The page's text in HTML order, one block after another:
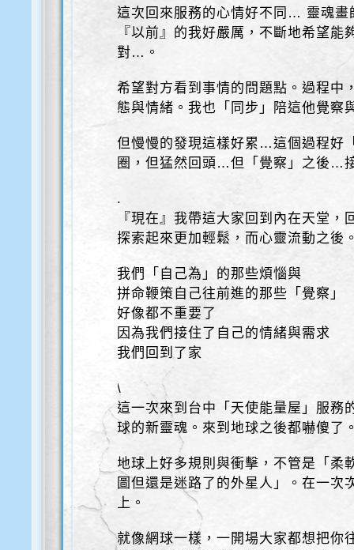
這次回來服務的心情好不同… 靈魂
『以前』的我好嚴厲，不斷地希望能
對…。
希望對方看到事情的問題點。過程中
態與情緒。我也「同步」陪這他覺察
但慢慢的發現這樣好累…這個過程好
圈，但猛然回頭…但「覺察」之後…
.
『現在』我帶這大家回到內在天堂
探索起來更加輕鬆，而心靈流動之後
我們「自己為」的那些煩惱與
拼命鞭策自己往前進的那些「覺察」
好像都不重要了
因為我們接住了自己的情緒與需求
我們回到了家
\
這一次來到台中「天使能量屋」服務
球的新靈魂。來到地球之後都嚇傻了
地球上好多規則與衝擊，不管是「柔
圖但還是迷路了的外星人」。在一次
上。
就像網球一樣，一開場大家都想把你